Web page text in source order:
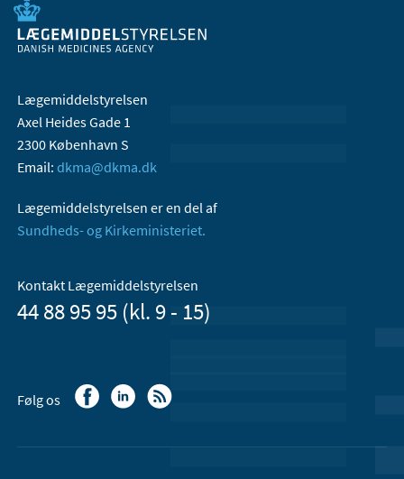
Lægemiddelstyrelsen
Axel Heides Gade 1
2300 København S
Email: dkma@dkma.dk
Lægemiddelstyrelsen er en del af
Sundheds- og Kirkeministeriet.
Kontakt Lægemiddelstyrelsen
44 88 95 95 (kl. 9 - 15)
Følg os